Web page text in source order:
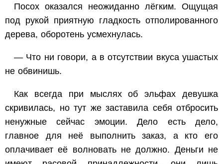
Посох оказался неожиданно лёгким. Ощущая
под рукой приятную гладкость отполированного
дерева, оборотень усмехнулась.
— Что ни говори, а в отсутствии вкуса ушастых
не обвинишь.
Как всегда при мыслях об эльфах девушка
скривилась, но тут же заставила себя отбросить
ненужные сейчас эмоции. Дело есть дело,
главное для неё выполнить заказ, а кто его
оплачивает её волновать не должно. Деньги не